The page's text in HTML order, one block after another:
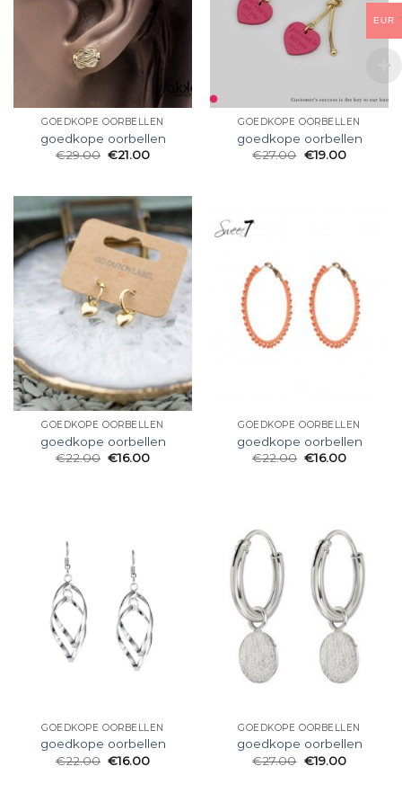
GOEDKOPE OORBELLEN
goedkope oorbellen
€29.00 €21.00
GOEDKOPE OORBELLEN
goedkope oorbellen
€27.00 €19.00
GOEDKOPE OORBELLEN
goedkope oorbellen
€22.00 €16.00
GOEDKOPE OORBELLEN
goedkope oorbellen
€22.00 €16.00
GOEDKOPE OORBELLEN
goedkope oorbellen
€22.00 €16.00
GOEDKOPE OORBELLEN
goedkope oorbellen
€27.00 €19.00
EUR